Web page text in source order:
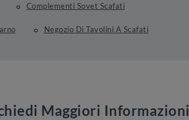
Complementi Sovet Scafati
Negozio Di Tavolini A Scafati
Maggiori Informazioni